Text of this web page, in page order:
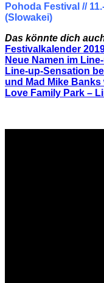
Pohoda Festival //
(Slowakei)
Das könnte dich
Festivalkalender
Neue Namen im
Line-up-Sensation
und Mad Mike
Love Family Park –